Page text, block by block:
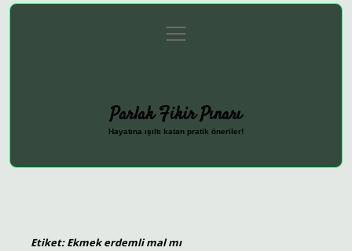
Gizlilik Politikası
menüyü
aç
Parlak Fikir Pınarı
Hayatına ışıltı katan pratik öneriler!
Etiket:Ekmek erdemli mal mı